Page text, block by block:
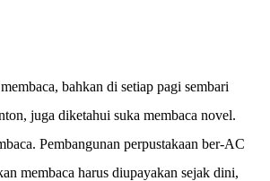
bahkan di setiap pagi sembari
juga diketahui suka membaca novel.
Pembangunan perpustakaan ber-AC
membaca harus diupayakan sejak dini,